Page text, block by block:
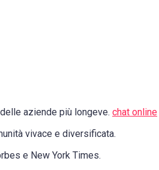
aziende più longeve. chat online
vivace e diversificata.
e New York Times.